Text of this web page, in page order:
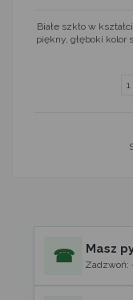
Białe szkło w
piękny, głęboki kolor
1
☎ Masz
Zadzwoń: